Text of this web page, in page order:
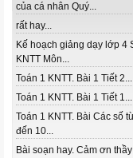
của cá nhân Quý...
rất hay...
Kế hoạch giảng dạy lớp 4
KNTT Môn...
Toán 1 KNTT. Bài 1 Tiết
Toán 1 KNTT. Bài 1 Tiết
Toán 1 KNTT. Bài Các số
đến 10...
Bài soạn hay. Cảm ơn